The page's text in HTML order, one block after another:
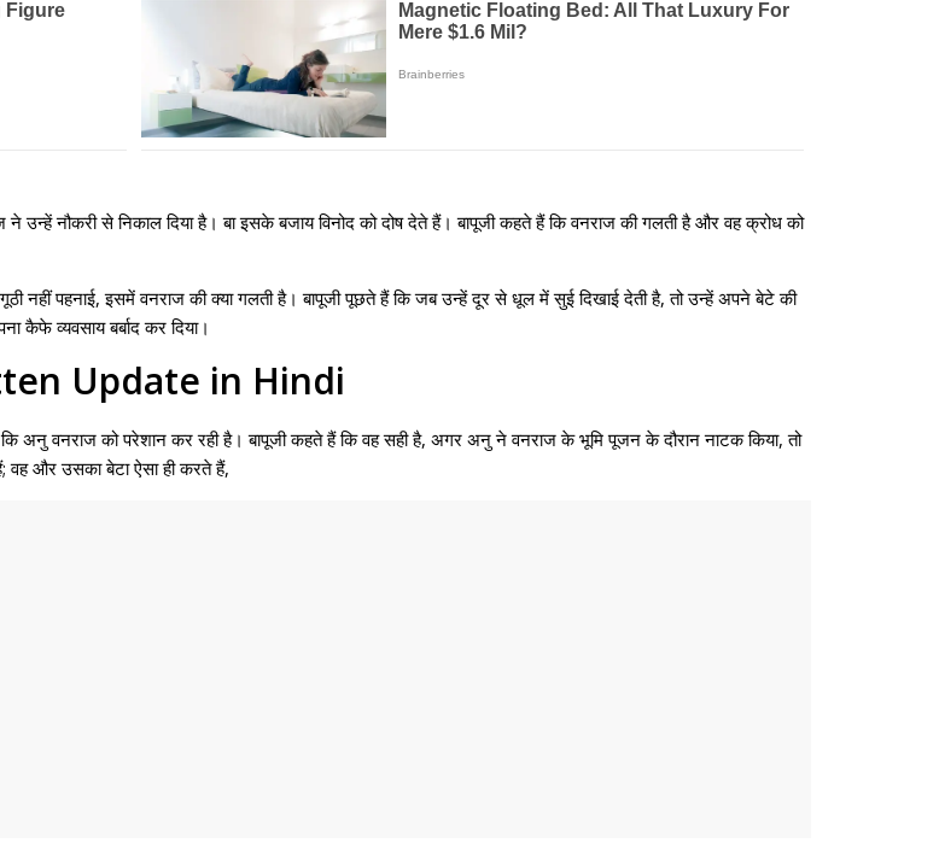
उन्हें नौकरी से निकाल दिया है। बा इसके बजाय विनोद को दोष देते हैं। बापूजी कहते हैं कि वनराज की गलती है और वह क्रोध को
नहीं पहनाई, इसमें वनराज की क्या गलती है। बापूजी पूछते हैं कि जब उन्हें दूर से धूल में सुई दिखाई देती है, तो उन्हें अपने बेटे की
कैफे व्यवसाय बर्बाद कर दिया।
Update in Hindi
अनु वनराज को परेशान कर रही है। बापूजी कहते हैं कि वह सही है, अगर अनु ने वनराज के भूमि पूजन के दौरान नाटक किया, तो
वह और उसका बेटा ऐसा ही करते हैं,